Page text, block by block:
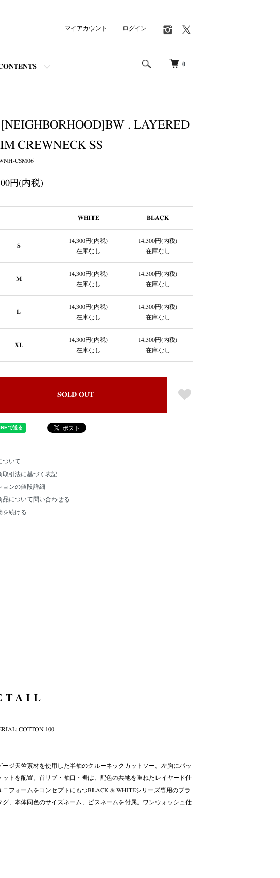
0
マイアカウント ログイン
[NEIGHBORHOOD]BW . LAYERED
CREWNECK SS
CSM06
円(内税)
WHITE BLACK
S
14,300円(内税)
在庫なし
14,300円(内税)
在庫なし
M
14,300円(内税)
在庫なし
14,300円(内税)
在庫なし
L
14,300円(内税)
在庫なし
14,300円(内税)
在庫なし
XL
14,300円(内税)
在庫なし
14,300円(内税)
在庫なし
SOLD OUT
ついて
取引法に基づく表記
ョンの値段詳細
品について問い合わせる
を続ける
COTTON 100
ージ天竺素材を使用した半袖のクルーネックカットソー。左胸にパッ
ットを配置。首リブ・袖口・裾は、配色の共地を重ねたレイヤード仕
ニフォームをコンセプトにもつBLACK & WHITEシリーズ専用のブラ
グ、本体同色のサイズネーム、ピスネームを付属。ワンウォッシュ仕